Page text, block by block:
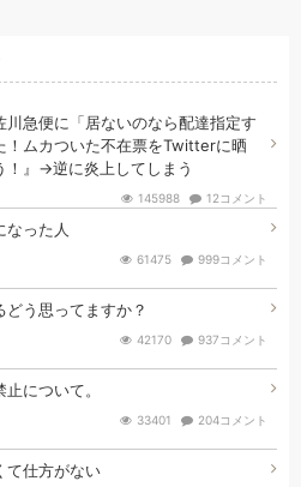
川急便に「居ないのなら配達指定す
！ムカついた不在票をTwitterに晒
！』→逆に炎上してしまう
145988 12コメント
なった人
61475 999コメント
う思ってますか？
42170 937コメント
について。
33401 204コメント
て仕方がない